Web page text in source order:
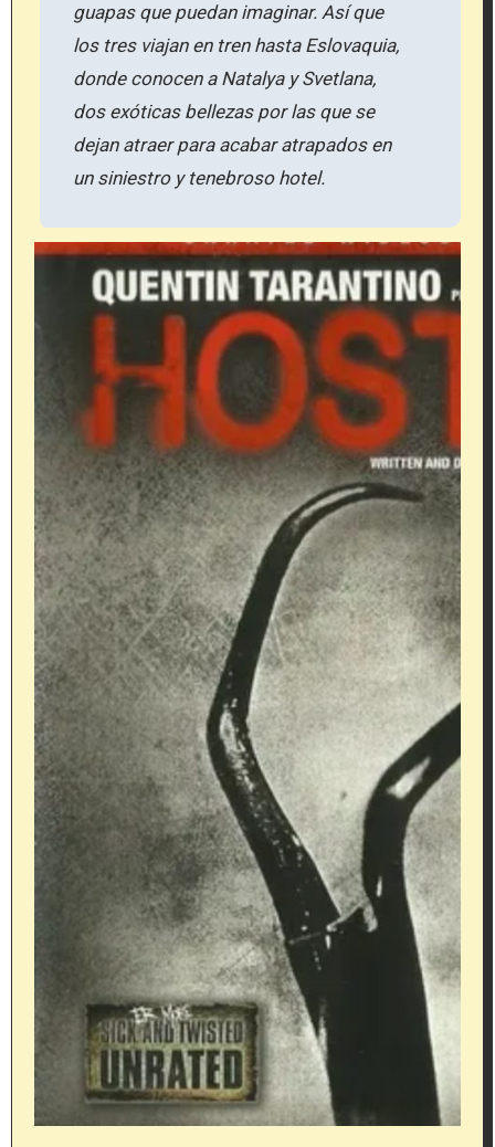
guapas que puedan imaginar. Así que
los tres viajan en tren hasta Eslovaquia,
donde conocen a Natalya y Svetlana,
dos exóticas bellezas por las que se
dejan atraer para acabar atrapados en
un siniestro y tenebroso hotel.